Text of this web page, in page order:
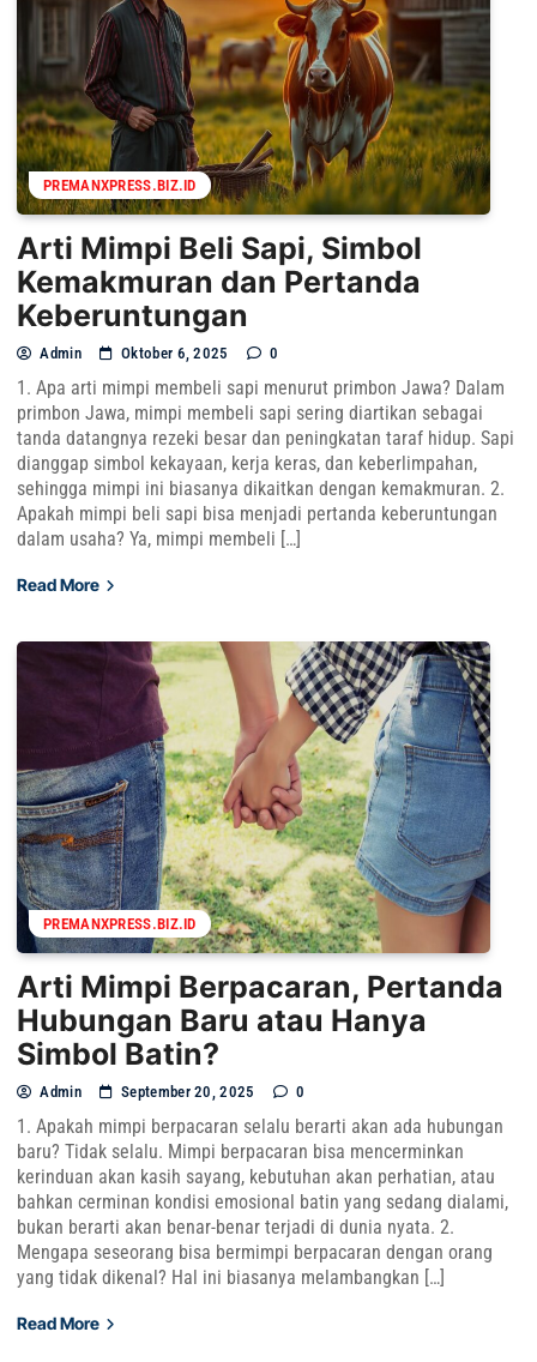
PREMANXPRESS.BIZ.ID
Arti Mimpi Beli Sapi, Simbol
Kemakmuran dan Pertanda
Keberuntungan
Admin Oktober 6, 2025 0
1. Apa arti mimpi membeli sapi menurut primbon Jawa? Dalam
primbon Jawa, mimpi membeli sapi sering diartikan sebagai
tanda datangnya rezeki besar dan peningkatan taraf hidup. Sapi
dianggap simbol kekayaan, kerja keras, dan keberlimpahan,
sehingga mimpi ini biasanya dikaitkan dengan kemakmuran. 2.
Apakah mimpi beli sapi bisa menjadi pertanda keberuntungan
dalam usaha? Ya, mimpi membeli […]
Read More
PREMANXPRESS.BIZ.ID
Arti Mimpi Berpacaran, Pertanda
Hubungan Baru atau Hanya
Simbol Batin?
Admin September 20, 2025 0
1. Apakah mimpi berpacaran selalu berarti akan ada hubungan
baru? Tidak selalu. Mimpi berpacaran bisa mencerminkan
kerinduan akan kasih sayang, kebutuhan akan perhatian, atau
bahkan cerminan kondisi emosional batin yang sedang dialami,
bukan berarti akan benar-benar terjadi di dunia nyata. 2.
Mengapa seseorang bisa bermimpi berpacaran dengan orang
yang tidak dikenal? Hal ini biasanya melambangkan […]
Read More